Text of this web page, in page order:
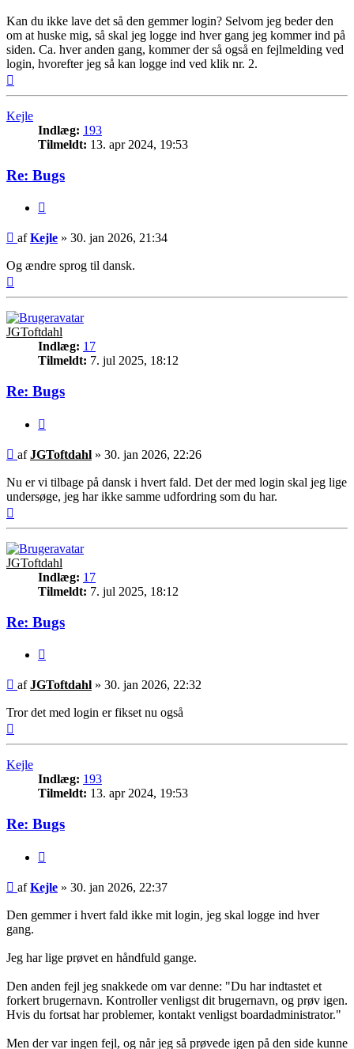
Kan du ikke lave det så den gemmer login? Selvom jeg beder den
om at huske mig, så skal jeg logge ind hver gang jeg kommer ind på
siden. Ca. hver anden gang, kommer der så også en fejlmelding ved
login, hvorefter jeg så kan logge ind ved klik nr. 2.
Kejle
Indlæg: 193
Tilmeldt: 13. apr 2024, 19:53
Re: Bugs
Indlæg
afKejle » 30. jan 2026, 21:34
Og ændre sprog til dansk.
JGToftdahl
Indlæg: 17
Tilmeldt: 7. jul 2025, 18:12
Re: Bugs
Indlæg
afJGToftdahl » 30. jan 2026, 22:26
Nu er vi tilbage på dansk i hvert fald. Det der med login skal jeg lige
undersøge, jeg har ikke samme udfordring som du har.
JGToftdahl
Indlæg: 17
Tilmeldt: 7. jul 2025, 18:12
Re: Bugs
Indlæg
afJGToftdahl » 30. jan 2026, 22:32
Tror det med login er fikset nu også
Kejle
Indlæg: 193
Tilmeldt: 13. apr 2024, 19:53
Re: Bugs
Indlæg
afKejle » 30. jan 2026, 22:37
Den gemmer i hvert fald ikke mit login, jeg skal logge ind hver
gang.
Jeg har lige prøvet en håndfuld gange.
Den anden fejl jeg snakkede om var denne: "Du har indtastet et
forkert brugernavn. Kontroller venligst dit brugernavn, og prøv igen.
Hvis du fortsat har problemer, kontakt venligst boardadministrator."
Men der var ingen fejl, og når jeg så prøvede igen på den side kunne